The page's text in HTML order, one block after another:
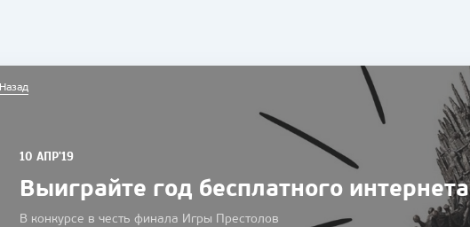
Назад
10 АПР'19
Выиграйте год бесплатного интернета
В конкурсе в честь финала Игры Престолов